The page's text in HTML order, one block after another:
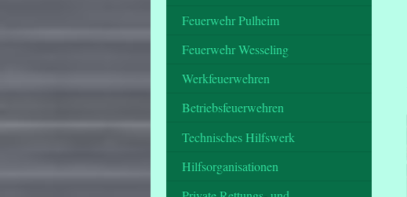
Feuerwehr Pulheim
Feuerwehr Wesseling
Werkfeuerwehren
Betriebsfeuerwehren
Technisches Hilfswerk
Hilfsorganisationen